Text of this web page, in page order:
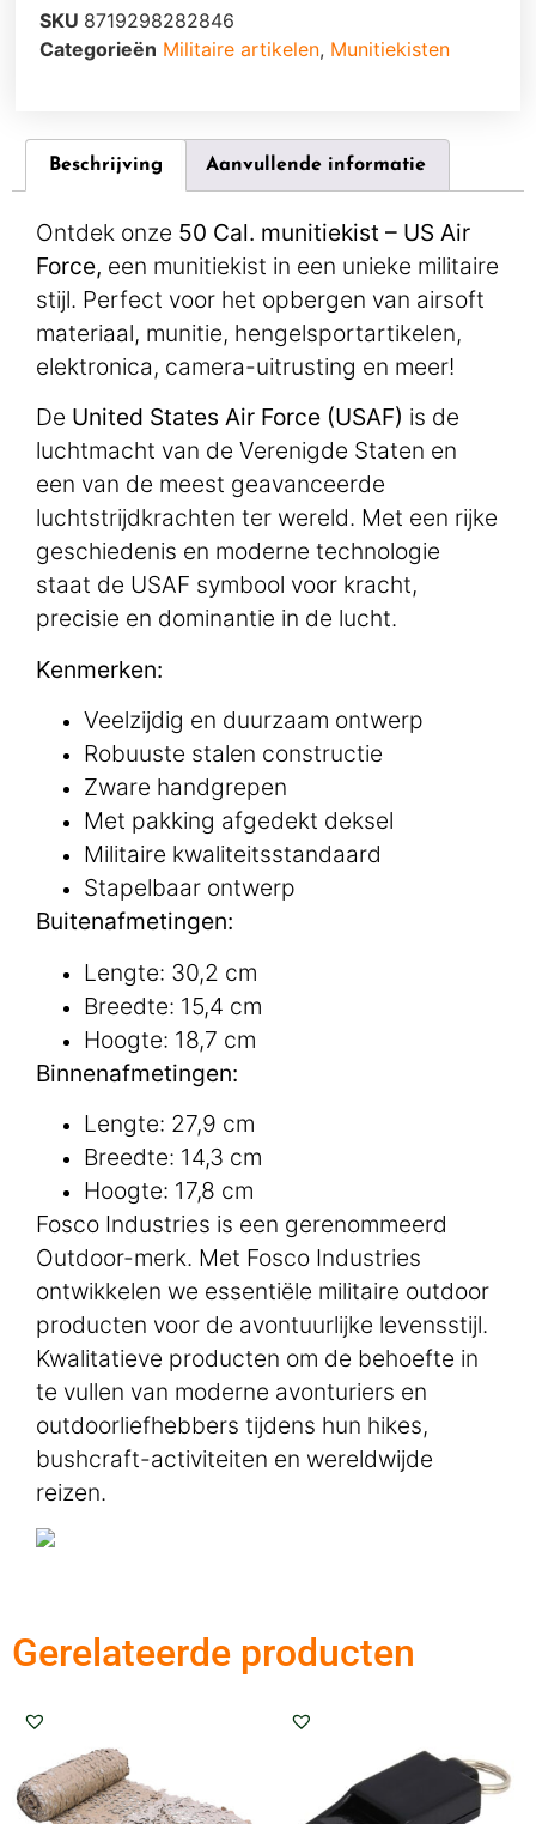
SKU 8719298282846
Categorieën Militaire artikelen, Munitiekisten
Beschrijving Aanvullende informatie
Ontdek onze 50 Cal. munitiekist – US Air
Force, een munitiekist in een unieke militaire
stijl. Perfect voor het opbergen van airsoft
materiaal, munitie, hengelsportartikelen,
elektronica, camera-uitrusting en meer!
De United States Air Force (USAF) is de
luchtmacht van de Verenigde Staten en
een van de meest geavanceerde
luchtstrijdkrachten ter wereld. Met een rijke
geschiedenis en moderne technologie
staat de USAF symbool voor kracht,
precisie en dominantie in de lucht.
Kenmerken:
Veelzijdig en duurzaam ontwerp
Robuuste stalen constructie
Zware handgrepen
Met pakking afgedekt deksel
Militaire kwaliteitsstandaard
Stapelbaar ontwerp
Buitenafmetingen:
Lengte: 30,2 cm
Breedte: 15,4 cm
Hoogte: 18,7 cm
Binnenafmetingen:
Lengte: 27,9 cm
Breedte: 14,3 cm
Hoogte: 17,8 cm
Fosco Industries is een gerenommeerd
Outdoor-merk. Met Fosco Industries
ontwikkelen we essentiële militaire outdoor
producten voor de avontuurlijke levensstijl.
Kwalitatieve producten om de behoefte in
te vullen van moderne avonturiers en
outdoorliefhebbers tijdens hun hikes,
bushcraft-activiteiten en wereldwijde
reizen.
Gerelateerde producten